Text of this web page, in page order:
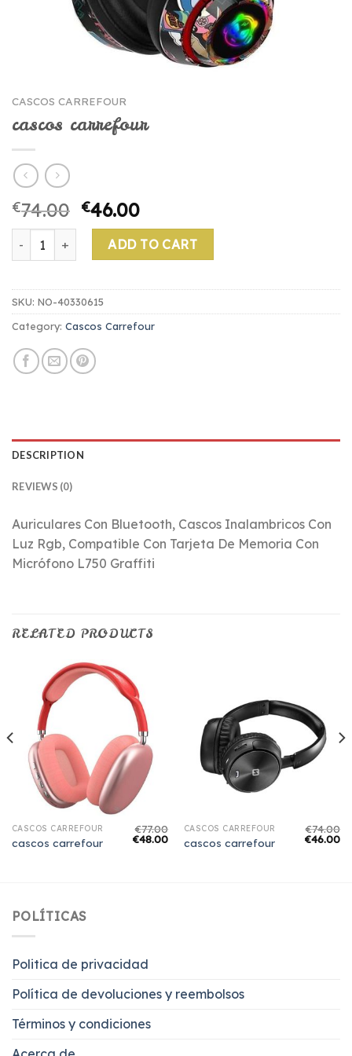
CASCOS CARREFOUR
cascos carrefour
€74.00 €46.00
cascos carrefour quantity
ADD TO CART
SKU: NO-40330615
Category: Cascos Carrefour
DESCRIPTION
REVIEWS (0)
Auriculares Con Bluetooth, Cascos Inalambricos Con
Luz Rgb, Compatible Con Tarjeta De Memoria Con
Micrófono L750 Graffiti
RELATED PRODUCTS
CASCOS CARREFOUR
cascos carrefour
€77.00
€48.00
CASCOS CARREFOUR
cascos carrefour
€74.00
€46.00
POLÍTICAS
Politica de privacidad
Política de devoluciones y reembolsos
Términos y condiciones